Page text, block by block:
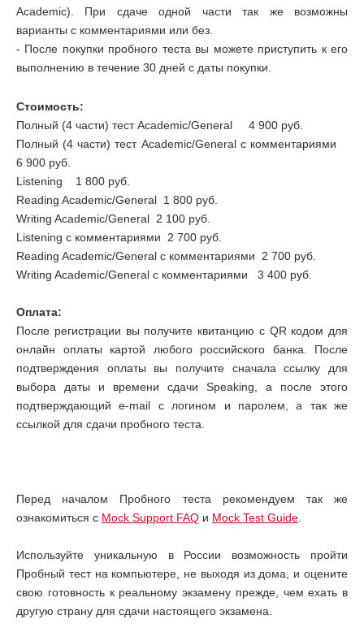
Academic). При сдаче одной части так же возможны
варианты с комментариями или без.
- После покупки пробного теста вы можете приступить к его
выполнению в течение 30 дней с даты покупки.
Стоимость:
Полный (4 части) тест Academic/General 4 900 руб.
Полный (4 части) тест Academic/General с комментариями
6 900 руб.
Listening 1 800 руб.
Reading Academic/General 1 800 руб.
Writing Academic/General 2 100 руб.
Listening с комментариями 2 700 руб.
Reading Academic/General с комментариями 2 700 руб.
Writing Academic/General с комментариями 3 400 руб.
Оплата:
После регистрации вы получите квитанцию с QR кодом для
онлайн оплаты картой любого российского банка. После
подтверждения оплаты вы получите сначала ссылку для
выбора даты и времени сдачи Speaking, а после этого
подтверждающий e-mail с логином и паролем, а так же
ссылкой для сдачи пробного теста.
Перед началом Пробного теста рекомендуем так же
ознакомиться с Mock Support FAQ и Mock Test Guide
Используйте уникальную в России возможность пройти
Пробный тест на компьютере, не выходя из дома, и оцените
свою готовность к реальному экзамену прежде, чем ехать в
другую страну для сдачи настоящего экзамена.